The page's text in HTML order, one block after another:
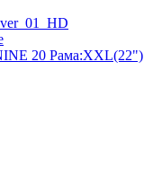
20 Рама:XXL(22")